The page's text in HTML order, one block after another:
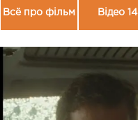
Всё про фільм Відео 14